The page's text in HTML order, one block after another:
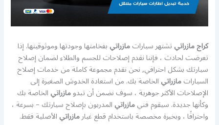
كراج مازراتيتشتهر سياراتمازراتيبفخامتها وجودتها وموثوقيتها. إذا
تعرضت لحادث ، فإننا نقدم إصلاحات للجسم والطلاء لضمان إصلاح
سيارتك بشكل احترافي, نحن نقدم مجموعة كاملة من خدمات إصلاح
السياراتمازراتيالخاصة بك. من استعادة الخدوش الصغيرة إلى
الإصلاحات الأكثر جوهرية ، سوف نضمن أن تبدومازراتيالخاصة بك
وكأنها جديدة. سيقوم فنيمازراتيالمدربون بإصلاح سيارتك – بسرعة ،
واحترافًا ، وبخبرة مخصصة باستخدام قطع غيارمازراتيالأصلية فقط.